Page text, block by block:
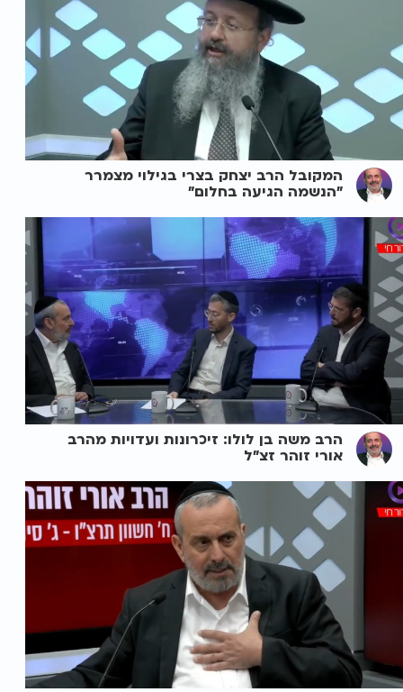
המקובל הרב יצחק בצרי בגילוי מצמרר
"הנשמה הגיעה בחלום"
הרב משה בן לולו: זיכרונות ועדויות מהרב
אורי זוהר זצ"ל